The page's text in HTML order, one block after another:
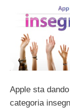
Apple sta
categoria